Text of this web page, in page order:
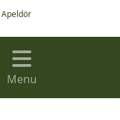
Menu